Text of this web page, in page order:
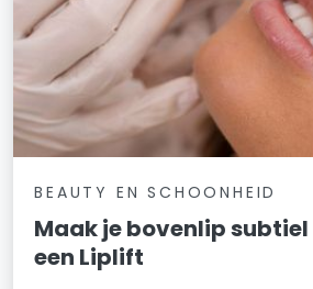
BEAUTY EN SCHOONHEID
Maak je bovenlip
een Liplift